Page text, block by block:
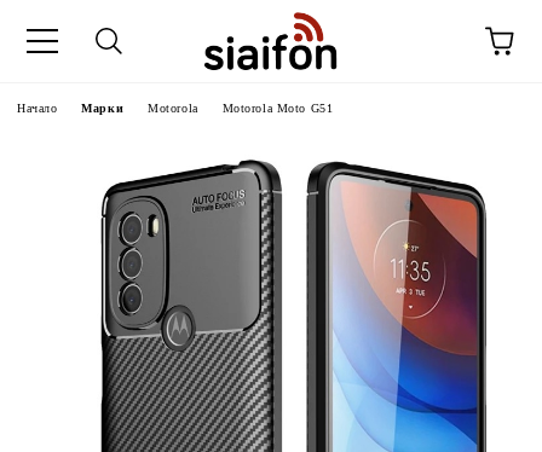
Начало Марки Motorola Motorola Moto G51